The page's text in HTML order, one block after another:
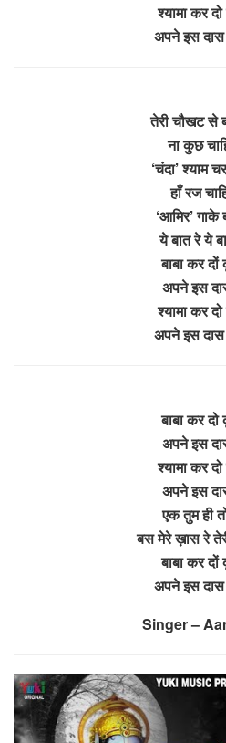
श्यामा कर
अपने इस
तेरी चौखट से
ना कुछ
‘चंदा’ श्याम
हाँ रज
‘आमिर’ गाके
ये बात रे ये
बाबा कर दों
अपने इस
श्यामा कर
अपने इस
बाबा कर दो
अपने इस
श्यामा कर
अपने इस
एक तुम ही
बस मेरे ख़ास रे
बाबा कर दों
अपने इस
Singer –